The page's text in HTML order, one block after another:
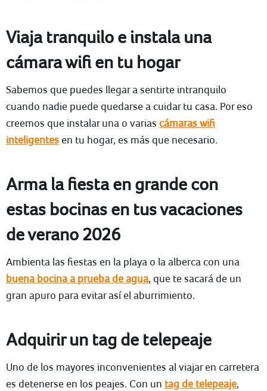
Viaja tranquilo e instala una
cámara wifi en tu hogar
Sabemos que puedes llegar a sentirte intranquilo
cuando nadie puede quedarse a cuidar tu casa. Por eso
creemos que instalar una o varias cámaras wifi
inteligentesen tu hogar, es más que necesario.
Arma la fiesta en grande con
estas bocinas en tus vacaciones
de verano 2026
Ambienta las fiestas en la playa o la alberca con una
buena bocina a prueba de agua, que te sacará de un
gran apuro para evitar así el aburrimiento.
Adquirir un tag de telepeaje
Uno de los mayores inconvenientes al viajar en carretera
es detenerse en los peajes. Con un tag de telepeaje,